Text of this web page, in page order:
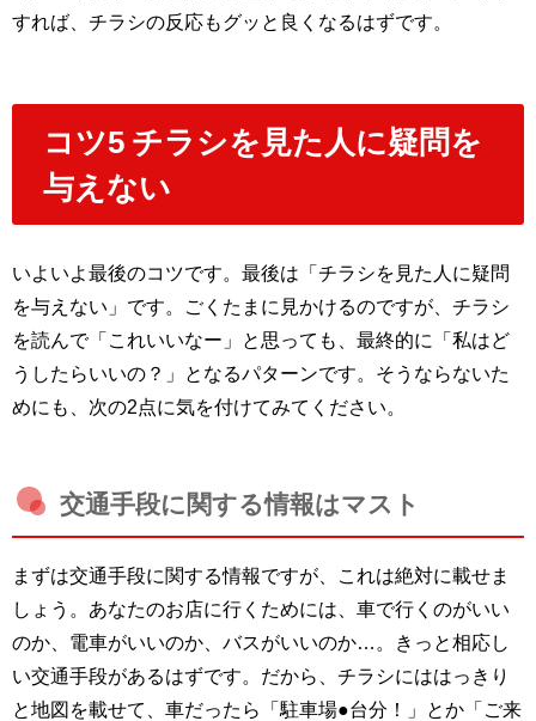
すれば、チラシの反応もグッと良くなるはずです。
コツ5 チラシを見た人に疑問を
与えない
いよいよ最後のコツです。最後は「チラシを見た人に疑問
を与えない」です。ごくたまに見かけるのですが、チラシ
を読んで「これいいなー」と思っても、最終的に「私はど
うしたらいいの？」となるパターンです。そうならないた
めにも、次の2点に気を付けてみてください。
交通手段に関する情報はマスト
まずは交通手段に関する情報ですが、これは絶対に載せま
しょう。あなたのお店に行くためには、車で行くのがいい
のか、電車がいいのか、バスがいいのか…。きっと相応し
い交通手段があるはずです。だから、チラシにははっきり
と地図を載せて、車だったら「駐車場●台分！」とか「ご来